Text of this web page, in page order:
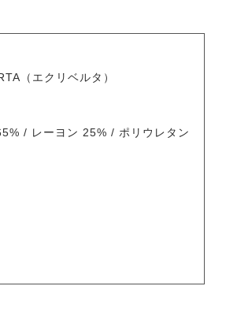
抜群の暖かさです。
かなやさしい肌触り
質感は、ずっと触れていたくなるほ
材
身体にきれいにフィットしてスマー
つきません。
デザイン
程よくフィットさせたハイネックデ
（エクリベルタ）
/ レーヨン 25% / ポリウレタン